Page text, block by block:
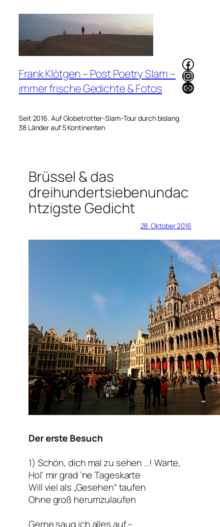
Frank Klötgen – Post Poetry Slam –
immer frische Gedichte & Fotos
Seit 2016. Auf Globetrotter-Slam-Tour durch bislang
38 Länder auf 5 Kontinenten
Link
Brüssel & das
dreihundertsiebenundac
htzigste Gedicht
28. Oktober 2016
Der erste Besuch
1) Schön, dich mal zu sehen …! Warte,
Hol‘ mir grad ’ne Tageskarte
Will viel als „Gesehen“ taufen
Ohne groß herumzulaufen
Gerne saug ich alles auf –